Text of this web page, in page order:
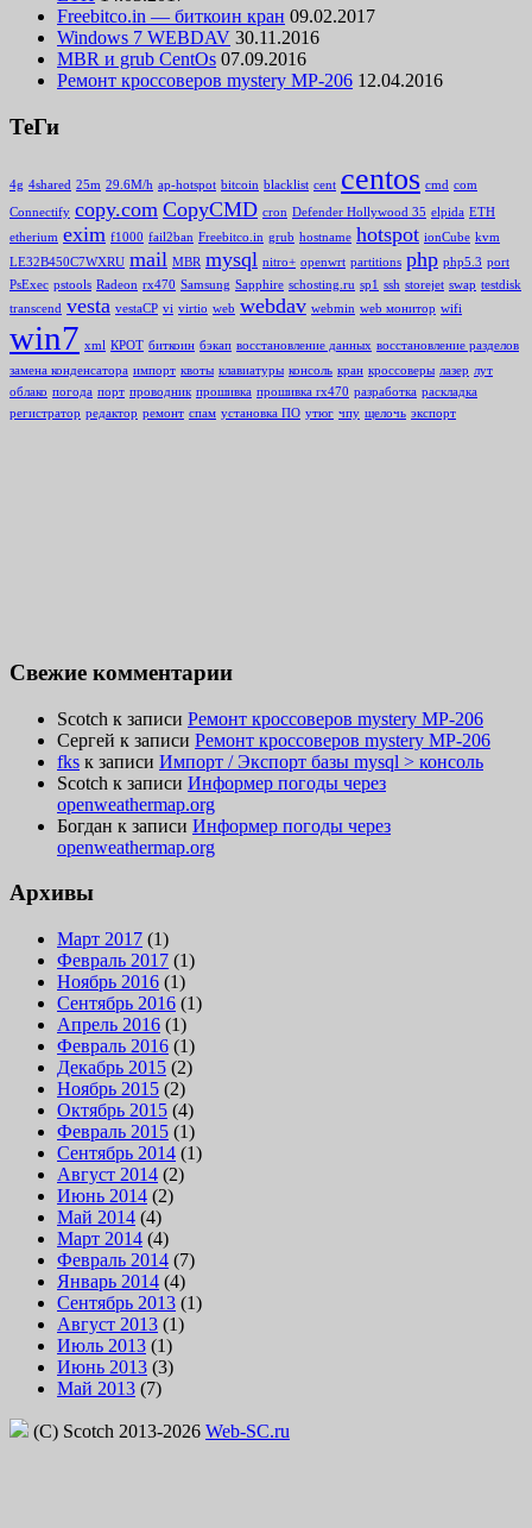
Freebitco.in — биткоин кран 09.02.2017
Windows 7 WEBDAV 30.11.2016
MBR и grub CentOs 07.09.2016
Ремонт кроссоверов mystery MP-206 12.04.2016
ТеГи
4g 4shared 25m 29.6M/h ap-hotspot bitcoin blacklist cent centos cmd com
Connectify copy.com CopyCMD cron Defender Hollywood 35 elpida ETH
etherium exim f1000 fail2ban Freebitco.in grub hostname hotspot ionCube kvm
LE32B450C7WXRU mail MBR mysql nitro+ openwrt partitions php php5.3 port
PsExec pstools Radeon rx470 Samsung Sapphire schosting.ru sp1 ssh storejet swap testdisk
transcend vesta vestaCP vi virtio web webdav webmin web монитор wifi
win7 xml КРОТ биткоин бэкап восстановление данных восстановление разделов
замена конденсатора импорт квоты клавиатуры консоль кран кроссоверы лазер лут
облако погода порт проводник прошивка прошивка rx470 разработка раскладка
регистратор редактор ремонт спам установка ПО утюг чпу щелочь экспорт
Свежие комментарии
Scotch к записи Ремонт кроссоверов mystery MP-206
Сергей к записи Ремонт кроссоверов mystery MP-206
fks к записи Импорт / Экспорт базы mysql > консоль
Scotch к записи Информер погоды через
openweathermap.org
Богдан к записи Информер погоды через
openweathermap.org
Архивы
Март 2017 (1)
Февраль 2017 (1)
Ноябрь 2016 (1)
Сентябрь 2016 (1)
Апрель 2016 (1)
Февраль 2016 (1)
Декабрь 2015 (2)
Ноябрь 2015 (2)
Октябрь 2015 (4)
Февраль 2015 (1)
Сентябрь 2014 (1)
Август 2014 (2)
Июнь 2014 (2)
Май 2014 (4)
Март 2014 (4)
Февраль 2014 (7)
Январь 2014 (4)
Сентябрь 2013 (1)
Август 2013 (1)
Июль 2013 (1)
Июнь 2013 (3)
Май 2013 (7)
(C) Scotch 2013-2026 Web-SC.ru